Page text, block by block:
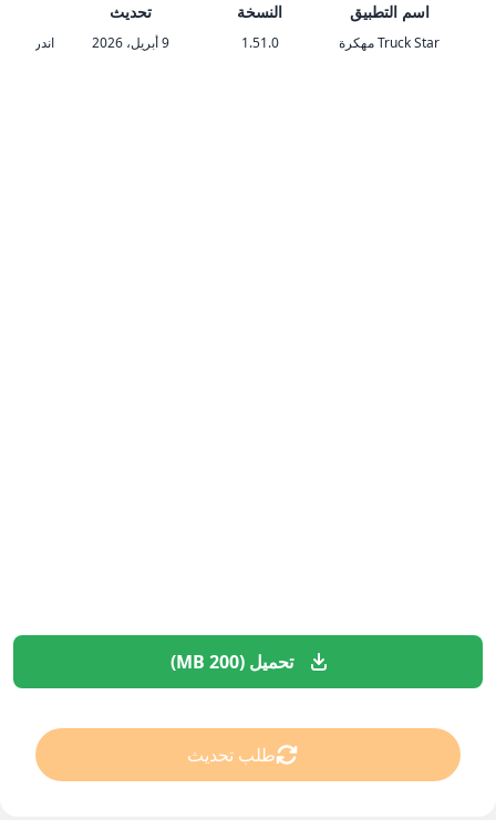
اسم التطبيق
Truck Star مهكرة
النسخة
1.51.0
تحديث
9 أبريل، 2026 اندرويد 6.0 والأحدث
تحميل (200 MB)
طلب تحديث